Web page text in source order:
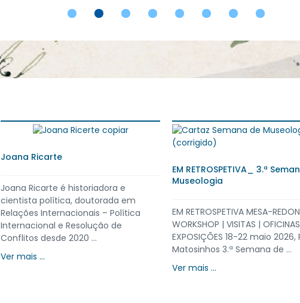
2 3 4 5 6 7 8
Milene dos Anjos Fernandes
A investigadora do CITCEM Milene dos
Anjos Fernandes foi distinguida com o
Prémio Miguel Monteiro – Estudos
Sobre a Diáspora ...
Ver mais ...
Bartolomeu na lista do
Nacional do Património
O Património Cultural, IP
dia 11 de junho, o registo da
manifestação «Cortejo dos